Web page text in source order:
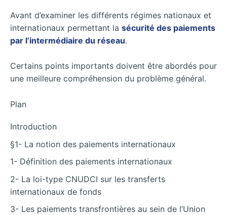
Avant d’examiner les différents régimes nationaux et
internationaux permettant la sécurité des paiements
par l’intermédiaire du réseau.
Certains points importants doivent être abordés pour
une meilleure compréhension du problème général.
Plan
Introduction
§1- La notion des paiements internationaux
1- Définition des paiements internationaux
2- La loi-type CNUDCI sur les transferts
internationaux de fonds
3- Les paiements transfrontières au sein de l’Union